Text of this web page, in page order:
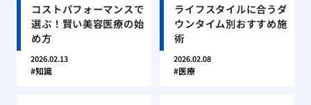
コストパフォーマンスで
選ぶ！賢い美容医療の始
め方
2026.02.13
知識
ライフスタイルに合うダ
ウンタイム別おすすめ施
術
2026.02.08
医療